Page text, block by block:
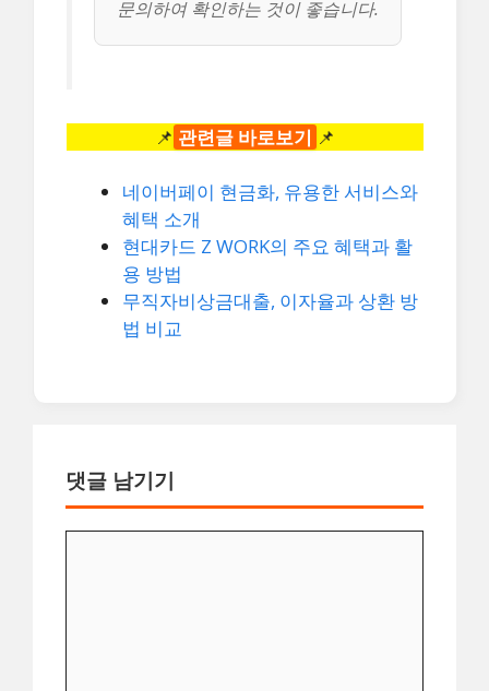
문의하여 확인하는 것이 좋습니다.
📌 관련글 바로보기 📌
네이버페이 현금화, 유용한 서비스와
혜택 소개
현대카드 Z WORK의 주요 혜택과 활
용 방법
무직자비상금대출, 이자율과 상환 방
법 비교
댓글 남기기